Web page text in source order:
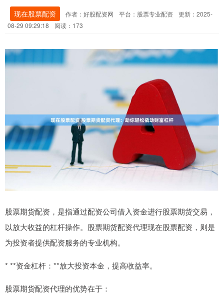
现在股票配资 作者：好股配资网 平台：股票专业配资
更新：2025-
08-29 09:29:18
阅读：173
股票期货配资，是指通过配资公司借入资金进行股票期货交易，
以放大收益的杠杆操作。股票期货配资代理现在股票配资，则是
为投资者提供配资服务的专业机构。
* **资金杠杆：**放大投资本金，提高收益率。
股票期货配资代理的优势在于：